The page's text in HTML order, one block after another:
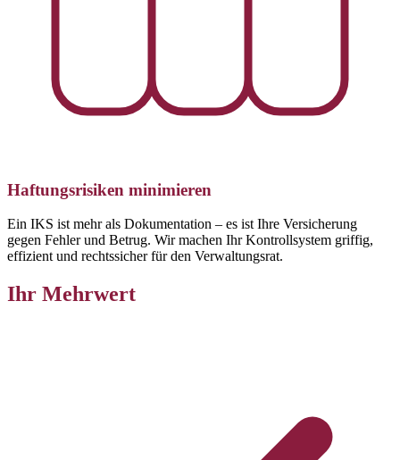
Haftungsrisiken minimieren
Ein IKS ist mehr als Dokumentation – es ist Ihre Versicherung
gegen Fehler und Betrug. Wir machen Ihr Kontrollsystem griffig,
effizient und rechtssicher für den Verwaltungsrat.
Ihr Mehrwert